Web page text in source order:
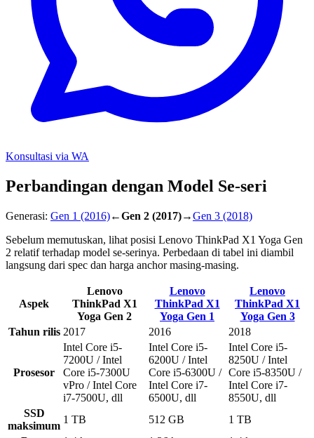
Konsultasi via WA
Perbandingan dengan Model Se-seri
Generasi: Gen 1 (2016)←Gen 2 (2017)→Gen 3 (2018)
Sebelum memutuskan, lihat posisi Lenovo ThinkPad X1 Yoga Gen
2 relatif terhadap model se-serinya. Perbedaan di tabel ini diambil
langsung dari spec dan harga anchor masing-masing.
Aspek
Lenovo
ThinkPad X1
Yoga Gen 2
Lenovo
ThinkPad X1
Yoga Gen 1
Lenovo
ThinkPad X1
Yoga Gen 3
Tahun rilis 2017 2016 2018
Prosesor
Intel Core i5-
7200U / Intel
Core i5-7300U
vPro / Intel Core
i7-7500U, dll
Intel Core i5-
6200U / Intel
Core i5-6300U /
Intel Core i7-
6500U, dll
Intel Core i5-
8250U / Intel
Core i5-8350U /
Intel Core i7-
8550U, dll
SSD
maksimum
1 TB 512 GB
1 TB